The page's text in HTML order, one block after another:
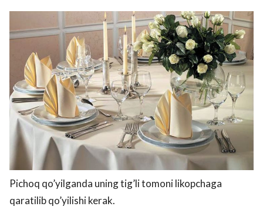
Pichoq qo’yilganda uning tig’li tomoni likopchaga
qaratilib qo’yilishi kerak.